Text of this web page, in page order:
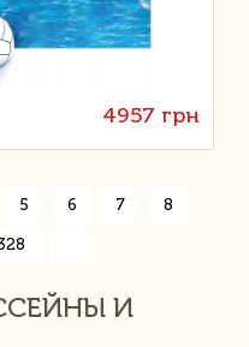
4957 грн
5 6 7 8
И